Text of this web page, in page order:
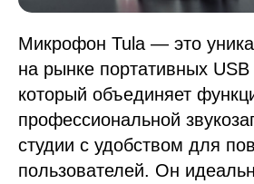
Микрофон Tula — это
на рынке портативных
который объединяет
профессиональной
студии с удобством для
пользователей. Он